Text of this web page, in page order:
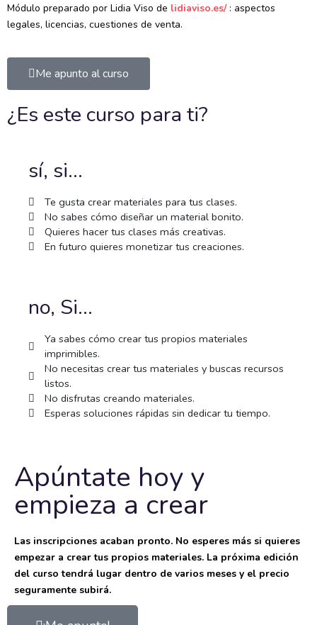
Módulo preparado por Lidia Viso de lidiaviso.es/ : aspectos
legales, licencias, cuestiones de venta.
Me apunto al curso
¿Es este curso para ti?
sí, si...
Te gusta crear materiales para tus clases.
No sabes cómo diseñar un material bonito.
Quieres hacer tus clases más creativas.
En futuro quieres monetizar tus creaciones.
no, Si...
Ya sabes cómo crear tus propios materiales
imprimibles.
No necesitas crear tus materiales y buscas recursos
listos.
No disfrutas creando materiales.
Esperas soluciones rápidas sin dedicar tu tiempo.
Apúntate hoy y
empieza a crear
Las inscripciones acaban pronto. No esperes más si quieres
empezar a crear tus propios materiales. La próxima edición
del curso tendrá lugar dentro de varios meses y el precio
seguramente subirá.